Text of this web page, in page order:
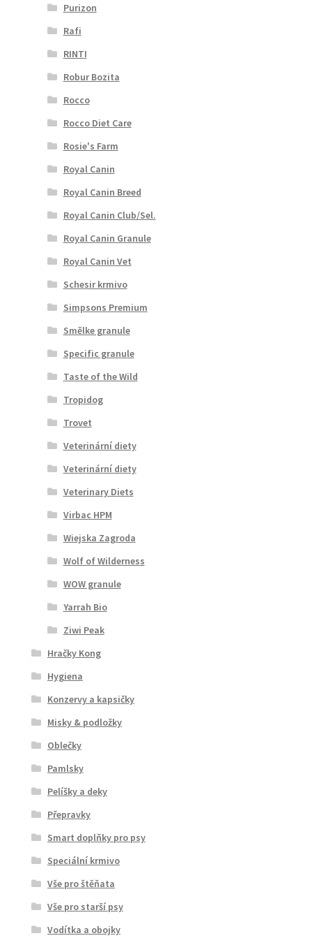
Purizon
Rafi
RINTI
Robur Bozita
Rocco
Rocco Diet Care
Rosie's Farm
Royal Canin
Royal Canin Breed
Royal Canin Club/Sel.
Royal Canin Granule
Royal Canin Vet
Schesir krmivo
Simpsons Premium
Smělke granule
Specific granule
Taste of the Wild
Tropidog
Trovet
Veterinární diety
Veterinární diety
Veterinary Diets
Virbac HPM
Wiejska Zagroda
Wolf of Wilderness
WOW granule
Yarrah Bio
Ziwi Peak
Hračky Kong
Hygiena
Konzervy a kapsičky
Misky & podložky
Oblečky
Pamlsky
Pelíšky a deky
Přepravky
Smart doplňky pro psy
Speciální krmivo
Vše pro štěňata
Vše pro starší psy
Vodítka a obojky